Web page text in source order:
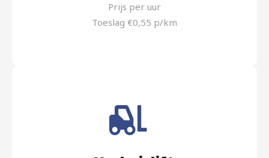
Prijs per uur
Toeslag €0,55 p/km